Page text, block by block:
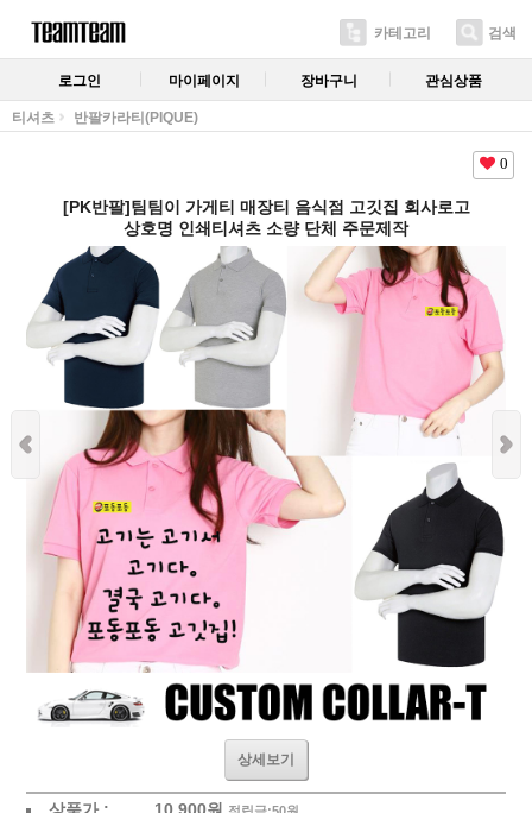
카테고리 검색
로그인 마이페이지 장바구니 관심상품
티셔츠 반팔카라티(PIQUE)
0
[PK반팔]팀팀이 가게티 매장티 음식점 고깃집 회사로고
상호명 인쇄티셔츠 소량 단체 주문제작
상세보기
상품가 : 10,900원 적립금:50원